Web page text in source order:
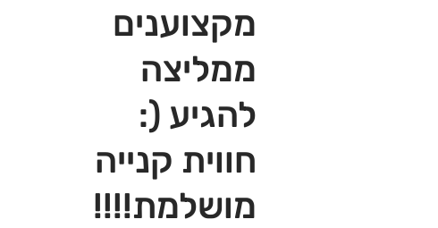
מקצוענים
ממליצה
להגיע (:
חווית קנייה
מושלמת!!!!